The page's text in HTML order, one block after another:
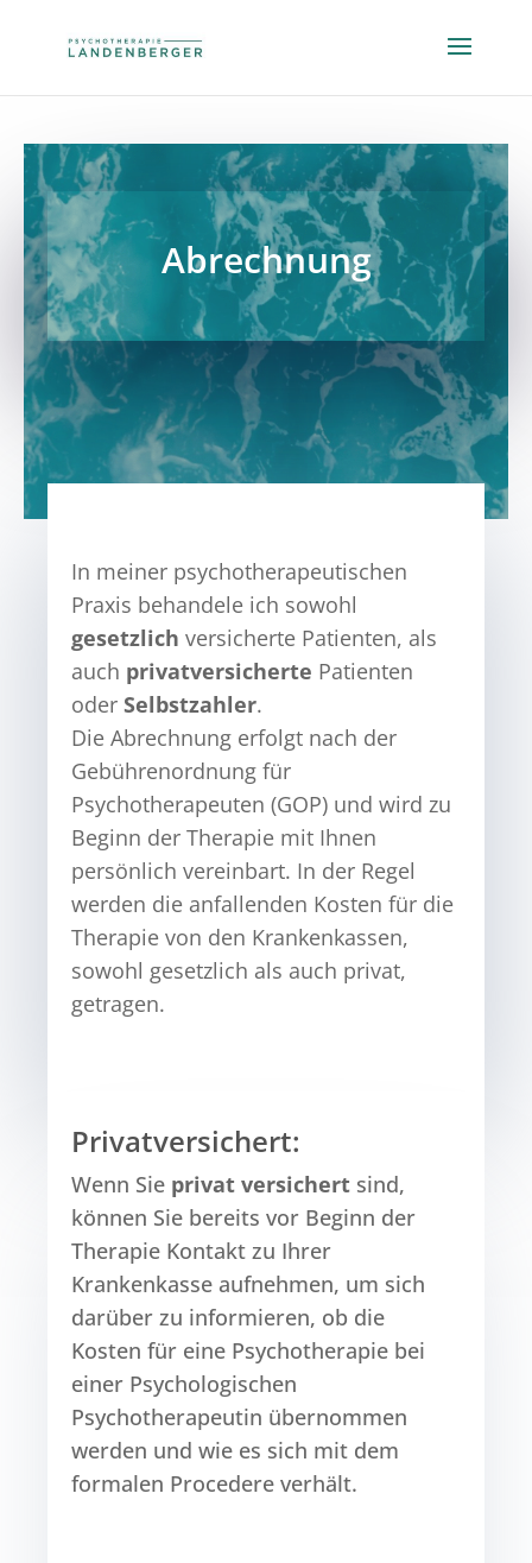
Abrechnung
In meiner psychotherapeutischen
Praxis behandele ich sowohl
gesetzlich versicherte Patienten, als
auch privatversicherte Patienten
oderSelbstzahler.
Die Abrechnung erfolgt nach der
Gebührenordnung für
Psychotherapeuten (GOP) und wird zu
Beginn der Therapie mit Ihnen
persönlich vereinbart. In der Regel
werden die anfallenden Kosten für die
Therapie von den Krankenkassen,
sowohl gesetzlich als auch privat,
getragen.
Privatversichert:
Wenn Sie privat versichert sind,
können Sie bereits vor Beginn der
Therapie Kontakt zu Ihrer
Krankenkasse aufnehmen, um sich
darüber zu informieren, ob die
Kosten für eine Psychotherapie bei
einer Psychologischen
Psychotherapeutin übernommen
werden und wie es sich mit dem
formalen Procedere verhält.